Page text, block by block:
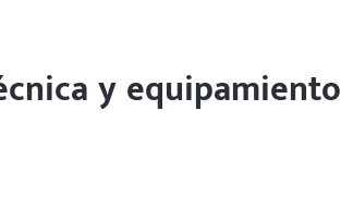
y equipamiento